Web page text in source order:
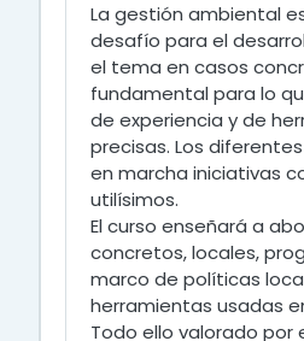
La gestión ambiental
desafío para el
el tema en casos
fundamental para lo
de experiencia y de
precisas. Los
en marcha iniciativas
utilísimos.
El curso enseñará a
concretos, locales,
marco de políticas
herramientas usadas
Todo ello valorado por